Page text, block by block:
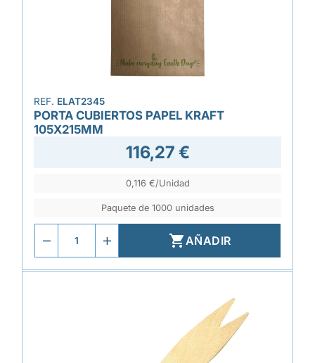
REF. ELAT2345
PORTA CUBIERTOS PAPEL KRAFT
105X215MM
116,27 €
0,116 €/Unidad
Paquete de 1000 unidades
AÑADIR